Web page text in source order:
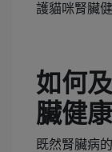
護貓咪腎臟
如何
臟健康
既然腎臟病